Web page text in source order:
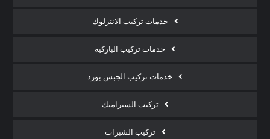
خدمات تركيب الانترلوك
خدمات تركيب الباركيه
خدمات تركيب الجبس بورد
تركيب السيراميك
تركيب الشبرات